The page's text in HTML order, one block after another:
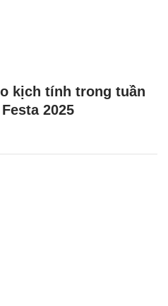
kịch tính trong tuần
2025